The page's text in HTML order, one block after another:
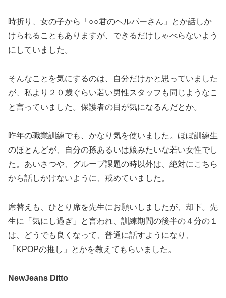
時折り、女の子から「○○君のヘルパーさん」とか話しか
けられることもありますが、できるだけしゃべらないよう
にしていました。
そんなことを気にするのは、自分だけかと思っていました
が、私より２０歳ぐらい若い男性スタッフも同じようなこ
と言っていました。保護者の目が気になるんだとか。
昨年の職業訓練でも、かなり気を使いました。ほぼ訓練生
のほとんどが、自分の孫あるいは娘みたいな若い女性でし
た。あいさつや、グループ課題の時以外は、絶対にこちら
から話しかけないように、戒めていました。
席替えも、ひとり席を先生にお願いしましたが、却下。先
生に「気にし過ぎ」と言われ、訓練期間の後半の４分の１
は、どうでも良くなって、普通に話すようになり、
「KPOPの推し」とかを教えてもらいました。
NewJeans Ditto